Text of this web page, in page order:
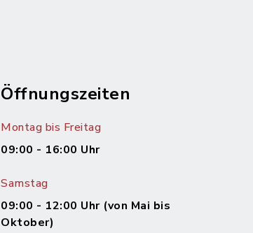
Öffnungszeiten
Montag bis Freitag
09:00 - 16:00 Uhr
Samstag
09:00 - 12:00 Uhr (von Mai bis
Oktober)